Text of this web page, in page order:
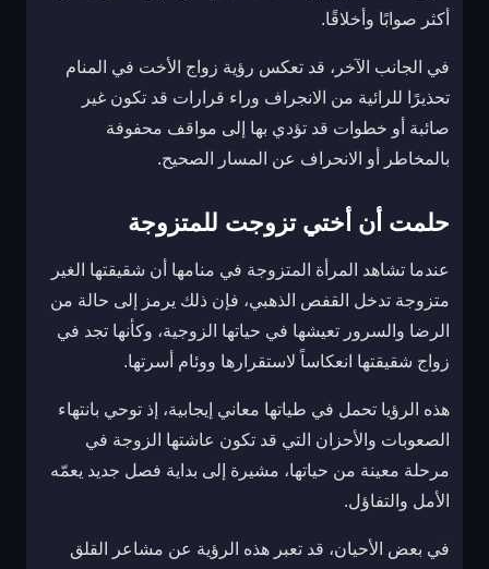
أكثر صوابًا وأخلاقًا.
في الجانب الآخر، قد تعكس رؤية زواج الأخت في المنام
تحذيرًا للرائية من الانجراف وراء قرارات قد تكون غير
صائبة أو خطوات قد تؤدي بها إلى مواقف محفوفة
بالمخاطر أو الانحراف عن المسار الصحيح.
حلمت أن أختي تزوجت للمتزوجة
عندما تشاهد المرأة المتزوجة في منامها أن شقيقتها الغير
متزوجة تدخل القفص الذهبي، فإن ذلك يرمز إلى حالة من
الرضا والسرور تعيشها في حياتها الزوجية، وكأنها تجد في
زواج شقيقتها انعكاساً لاستقرارها ووئام أسرتها.
هذه الرؤيا تحمل في طياتها معاني إيجابية، إذ توحي بانتهاء
الصعوبات والأحزان التي قد تكون عاشتها الزوجة في
مرحلة معينة من حياتها، مشيرة إلى بداية فصل جديد يعمّه
الأمل والتفاؤل.
في بعض الأحيان، قد تعبر هذه الرؤية عن مشاعر القلق